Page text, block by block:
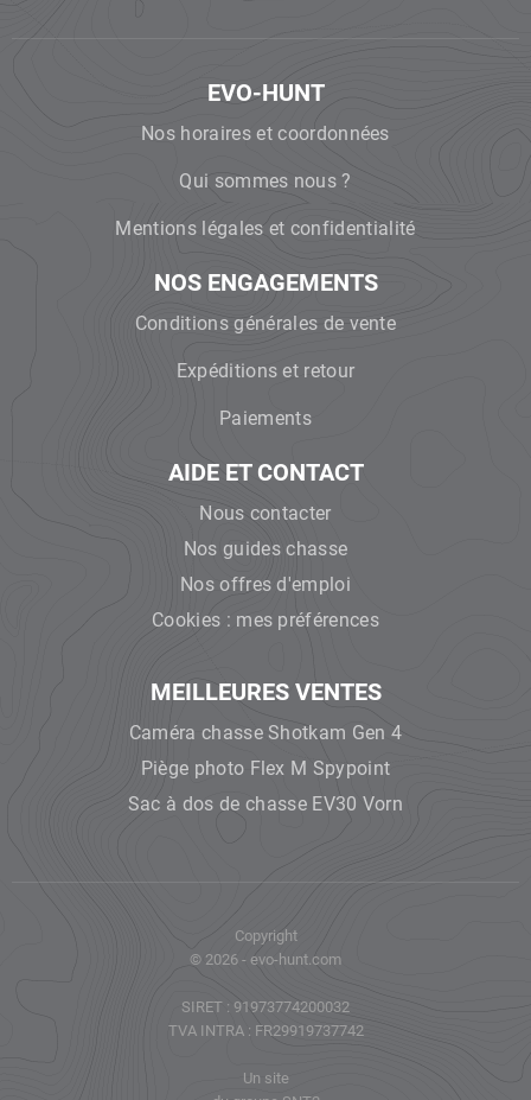
EVO-HUNT
Nos horaires et coordonnées
Qui sommes nous ?
Mentions légales et confidentialité
NOS ENGAGEMENTS
Conditions générales de vente
Expéditions et retour
Paiements
AIDE ET CONTACT
Nous contacter
Nos guides chasse
Nos offres d'emploi
Cookies : mes préférences
MEILLEURES VENTES
Caméra chasse Shotkam Gen 4
Piège photo Flex M Spypoint
Sac à dos de chasse EV30 Vorn
Copyright
© 2026 - evo-hunt.com
SIRET : 91973774200032
TVA INTRA : FR29919737742
Un site